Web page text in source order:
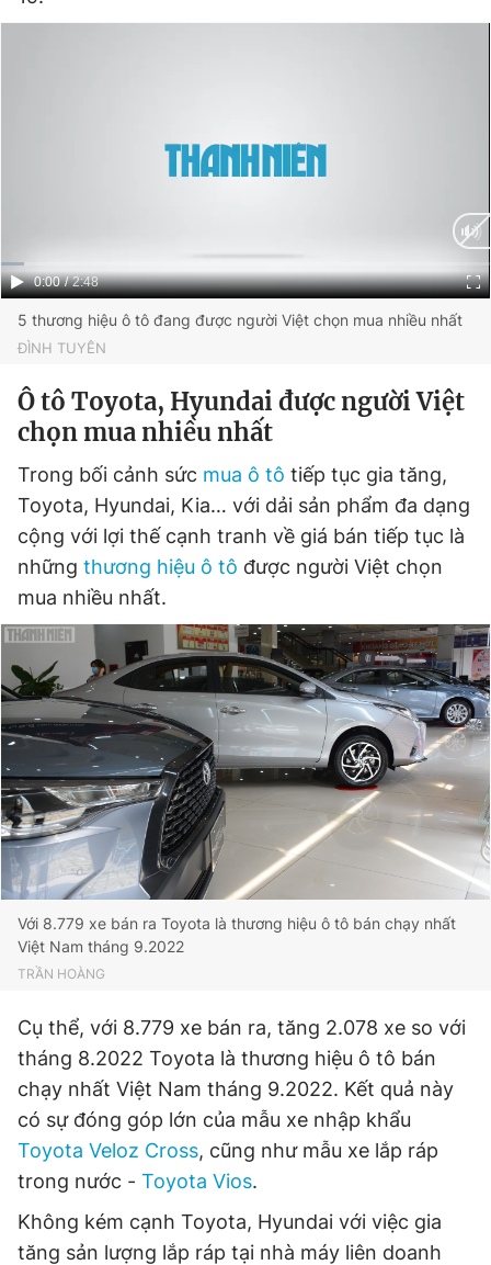
Current
Time
0:00 / Duration
2:48
5 thương hiệu ô tô đang được người Việt chọn mua nhiều nhất
ĐÌNH TUYÊN
Ô tô Toyota, Hyundai được người Việt
chọn mua nhiều nhất
Trong bối cảnh sức mua ô tô tiếp tục gia tăng,
Toyota, Hyundai, Kia… với dải sản phẩm đa dạng
cộng với lợi thế cạnh tranh về giá bán tiếp tục là
những thương hiệu ô tô được người Việt chọn
mua nhiều nhất.
Với 8.779 xe bán ra Toyota là thương hiệu ô tô bán chạy nhất
Việt Nam tháng 9.2022
TRẦN HOÀNG
Cụ thể, với 8.779 xe bán ra, tăng 2.078 xe so với
tháng 8.2022 Toyota là thương hiệu ô tô bán
chạy nhất Việt Nam tháng 9.2022. Kết quả này
có sự đóng góp lớn của mẫu xe nhập khẩu
Toyota Veloz Cross, cũng như mẫu xe lắp ráp
trong nước - Toyota Vios.
Không kém cạnh Toyota, Hyundai với việc gia
tăng sản lượng lắp ráp tại nhà máy liên doanh